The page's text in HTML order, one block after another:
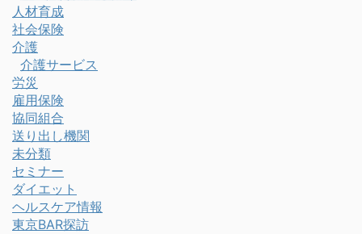
人材育成
社会保険
介護
介護サービス
労災
雇用保険
協同組合
送り出し機関
未分類
セミナー
ダイエット
ヘルスケア情報
東京BAR探訪